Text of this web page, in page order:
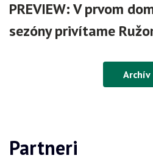
PREVIEW: V prvom
sezóny privítame
Archív
Partneri